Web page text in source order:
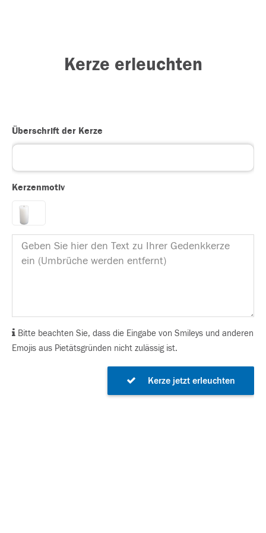
Kerze erleuchten
Überschrift der Kerze
Kerzenmotiv
Bitte beachten Sie, dass die Eingabe von Smileys und anderen
Emojis aus Pietätsgründen nicht zulässig ist.
Kerze jetzt erleuchten